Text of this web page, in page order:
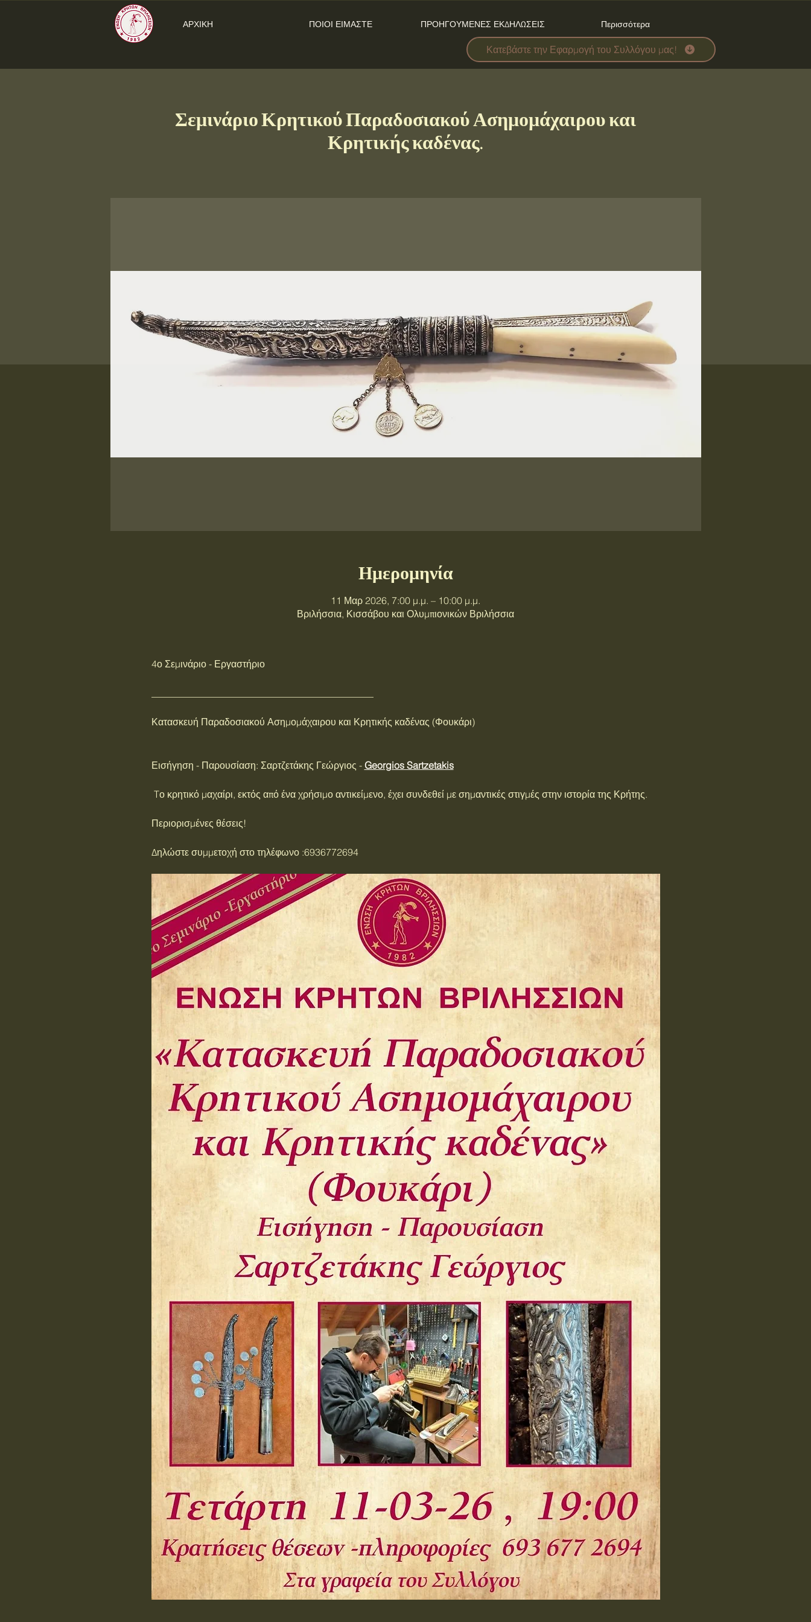
ΑΡΧΙΚΗ ΠΟΙΟΙ ΕΙΜΑΣΤΕ ΠΡΟΗΓΟΥΜΕΝΕΣ ΕΚΔΗΛΩΣΕΙΣ Περισσότερα
Κατεβάστε την Εφαρμογή του Συλλόγου μας!
Σεμινάριο Κρητικού Παραδοσιακού Ασημομάχαιρου και
Κρητικής καδένας.
Ημερομηνία
11 Μαρ 2026, 7:00 μ.μ. – 10:00 μ.μ.
Βριλήσσια, Κισσάβου και Ολυμπιονικών Βριλήσσια
4ο Σεμινάριο - Εργαστήριο
Κατασκευή Παραδοσιακού Ασημομάχαιρου και Κρητικής καδένας (Φουκάρι)
Εισήγηση - Παρουσίαση: Σαρτζετάκης Γεώργιος - Georgios Sartzetakis
Tο κρητικό μαχαίρι, εκτός από ένα χρήσιμο αντικείμενο, έχει συνδεθεί με σημαντικές στιγμές στην ιστορία της Κρήτης.
Περιορισμένες θέσεις!
Δηλώστε συμμετοχή στο τηλέφωνο :6936772694